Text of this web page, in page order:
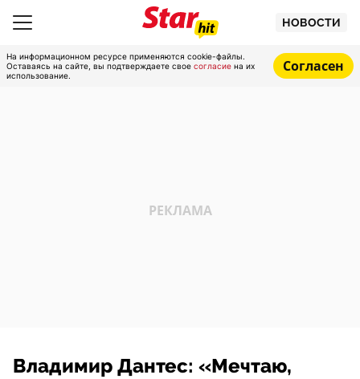
НОВОСТИ
На информационном ресурсе применяются cookie-файлы.
Оставаясь на сайте, вы подтверждаете свое согласие на их
использование.
Согласен
Владимир Дантес: «Мечтаю,